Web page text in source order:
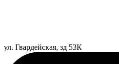
ул. Гвардейская, зд 53К